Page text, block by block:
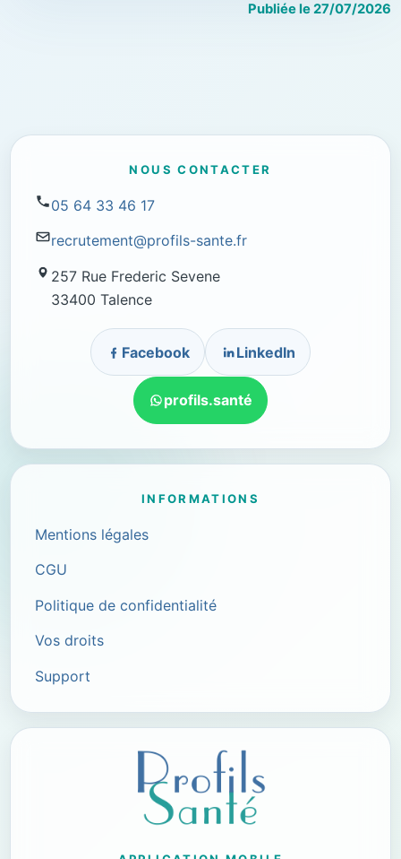
Publiée le 27/07/2026
NOUS CONTACTER
05 64 33 46 17
recrutement@profils-sante.fr
257 Rue Frederic Sevene
33400 Talence
Facebook LinkedIn
profils.santé
INFORMATIONS
Mentions légales
CGU
Politique de confidentialité
Vos droits
Support